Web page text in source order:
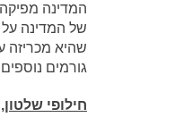
המדינה
של המדינה על
שהיא מכריזה
גורמים
חילופי